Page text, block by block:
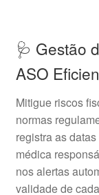
🩺 Gestão
ASO
Mitigue riscos
normas
registra as
médica
nos alertas
validade de